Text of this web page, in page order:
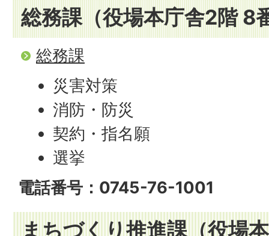
総務課（役場本庁舎2階 8
総務課
災害対策
消防・防災
契約・指名願
選挙
電話番号：0745-76-1001
まちづくり推進課（役場